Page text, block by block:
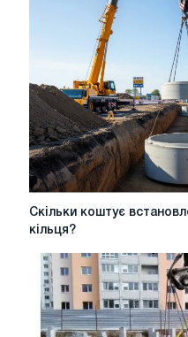
Скільки
коштує
одного
бетонного
кільця?
Скільки коштує
кільця?